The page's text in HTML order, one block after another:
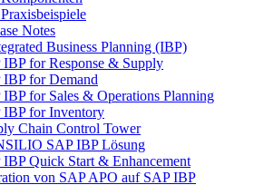
Notes
Business Planning (IBP)
IBP for Response & Supply
IBP for Demand
IBP for Sales & Operations Planning
IBP for Inventory
Chain Control Tower
SAP IBP Lösung
IBP Quick Start & Enhancement
von SAP APO auf SAP IBP